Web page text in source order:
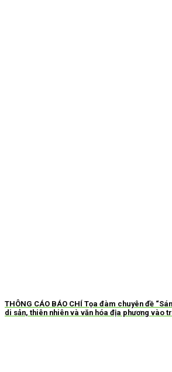
THÔNG CÁO BÁO CHÍ Tọa đàm chuyên đề
di sản, thiên nhiên và văn hóa địa phương vào